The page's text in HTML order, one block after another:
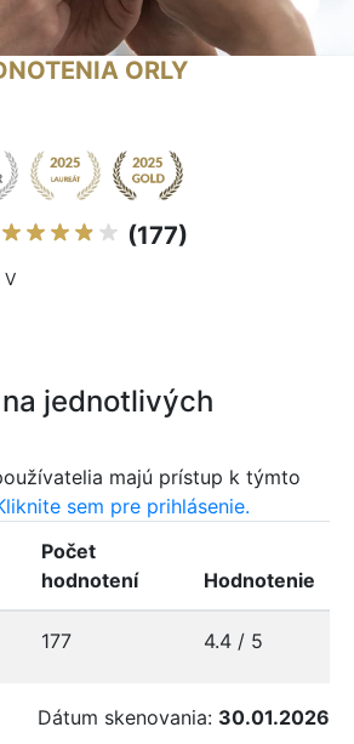
ORLY
(177)
V
jednotlivých
majú prístup k týmto
sem pre prihlásenie.
Počet
hodnotení
Hodnotenie
177 4.4 / 5
Dátum skenovania: 30.01.2026